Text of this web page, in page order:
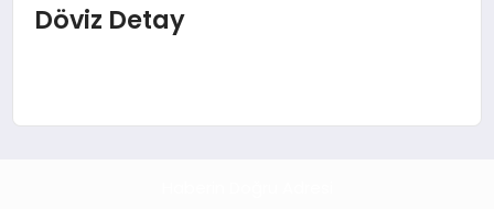
MEGA MENÜ
Döviz Detay